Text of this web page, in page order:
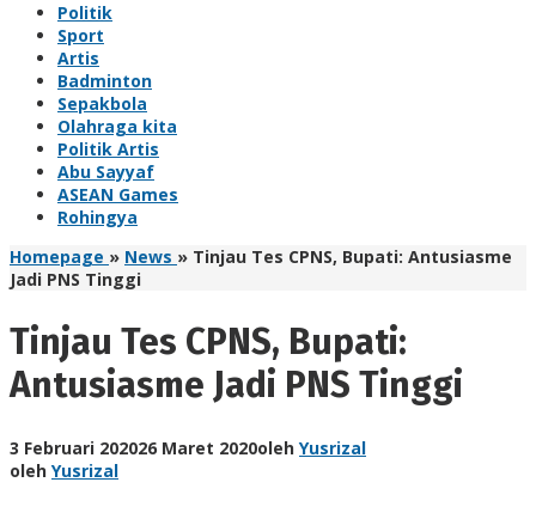
Politik
Sport
Artis
Badminton
Sepakbola
Olahraga kita
Politik Artis
Abu Sayyaf
ASEAN Games
Rohingya
Homepage » News » Tinjau Tes CPNS, Bupati: Antusiasme
Jadi PNS Tinggi
Tinjau Tes CPNS, Bupati:
Antusiasme Jadi PNS Tinggi
3 Februari 202026 Maret 2020oleh Yusrizal
oleh Yusrizal